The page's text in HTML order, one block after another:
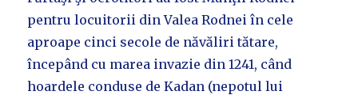
pentru locuitorii din Valea Rodnei în cele
aproape cinci secole de năvăliri tătare,
începând cu marea invazie din 1241, când
hoardele conduse de Kadan (nepotul lui